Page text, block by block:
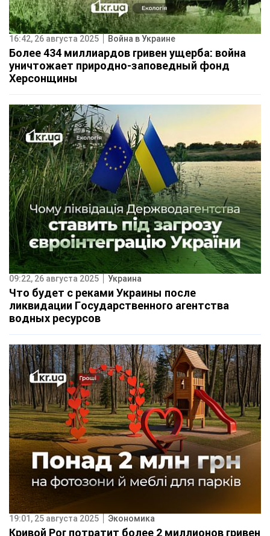
16:42, 26 августа 2025 Война в Украине
Более 434 миллиардов гривен ущерба: война
уничтожает природно-заповедный фонд
Херсонщины
09:22, 26 августа 2025 Украина
Что будет с реками Украины после
ликвидации Государственного агентства
водных ресурсов
19:01, 25 августа 2025 Экономика
Кривой Рог потратит более 2 миллионов гривен